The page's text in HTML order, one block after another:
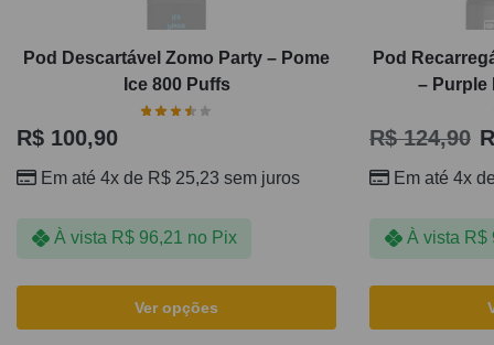
Pod Descartável Zomo Party – Pome
Ice 800 Puffs
R$ 100,90
Em até 4x de R$ 25,23 sem juros
À vista R$96,21 no Pix
Ver opções
Pod
– Purple
R$124,90
Em até 4x
À vista R$